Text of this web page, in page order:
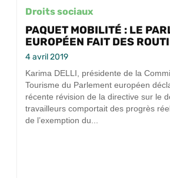
Droits sociaux
PAQUET MOBILITÉ : LE
EUROPÉEN FAIT DES
4 avril 2019
Karima DELLI, présidente de la
Tourisme du Parlement européen
récente révision de la directive sur le
travailleurs comportait des progrès
de l’exemption du...